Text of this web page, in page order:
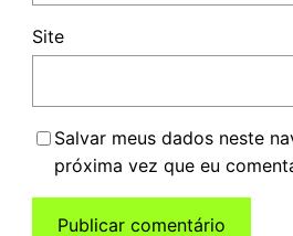
Site
Salvar meus dados neste
próxima vez que eu